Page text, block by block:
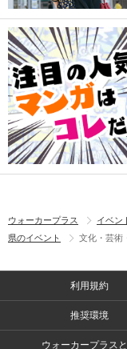
ウォーカープラス イベン
県のイベント
文化・芸術
利用規約
推奨環境
ウォーカープラス